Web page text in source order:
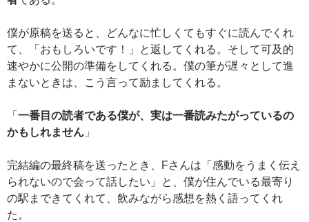
僕が原稿を送ると、どんなに忙しくてもすぐに読んでくれ
て、「おもしろいです！」と返してくれる。そして可及的
速やかに公開の準備をしてくれる。僕の筆が遅々として進
まないときは、こう言って励ましてくれる。
「 一番目の読者である僕が、実は一番読みたがっているの
かもしれません 」
完結編の最終稿を送ったとき、Fさんは「感動をうまく伝え
られないので会って話したい」と、僕が住んでいる最寄り
の駅まできてくれて、飲みながら感想を熱く語ってくれ
た。